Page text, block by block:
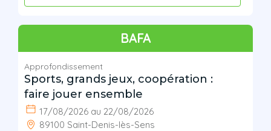
BAFA
Approfondissement
Sports, grands jeux, coopération :
faire jouer ensemble
17/08/2026 au 22/08/2026
89100 Saint-Denis-lès-Sens